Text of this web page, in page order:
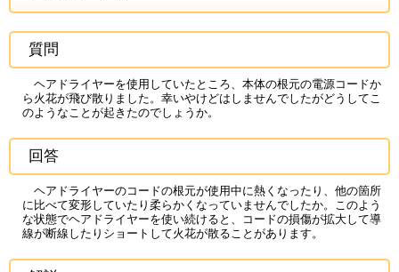
質問
ヘアドライヤーを使用していたところ、本体の根元の電源コードか
ら火花が飛び散りました。幸いやけどはしませんでしたがどうしてこ
のようなことが起きたのでしょうか。
回答
ヘアドライヤーのコードの根元が使用中に熱くなったり、他の箇所
に比べて変形していたり柔らかくなっていませんでしたか。このよう
な状態でヘアドライヤーを使い続けると、コードの損傷が拡大して導
線が断線したりショートして火花が散ることがあります。